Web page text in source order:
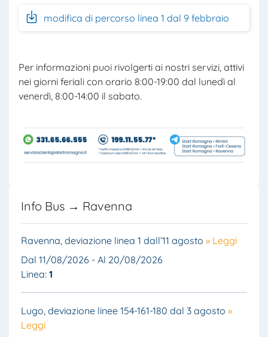
modifica di percorso linea 1 dal 9 febbraio
Per informazioni puoi rivolgerti ai nostri servizi, attivi
nei giorni feriali con orario 8:00-19:00 dal lunedì al
venerdì, 8:00-14:00 il sabato.
Info Bus → Ravenna
Ravenna, deviazione linea 1 dall’11 agosto » Leggi
Dal 11/08/2026 - Al 20/08/2026
Linea: 1
Lugo, deviazione linee 154-161-180 dal 3 agosto »
Leggi